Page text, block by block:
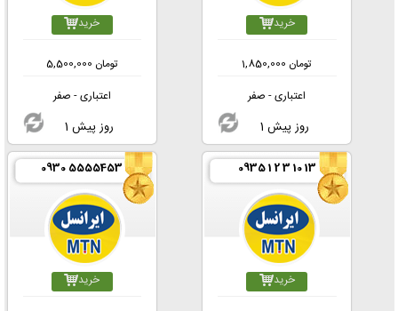
خرید
1,850,000 تومان
اعتباری - صفر
1 روز پیش
خرید
5,500,000 تومان
اعتباری - صفر
1 روز پیش
0935 1 2 3 10 13
خرید
0930 5555453
خرید